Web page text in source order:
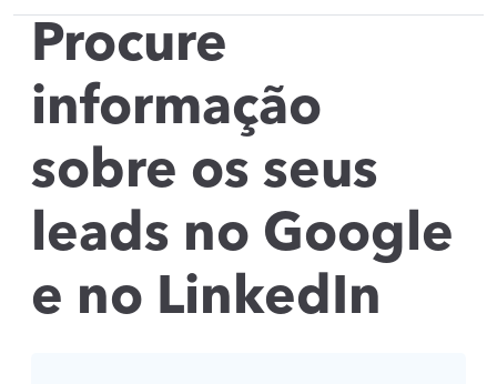
Procure
informação
sobre os seus
leads no Google
e no LinkedIn